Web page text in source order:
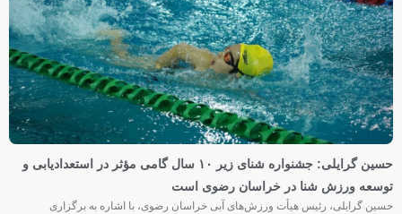
حسین گرایلی: جشنواره شنای زیر ۱۰ سال گامی مؤثر در استعدادیابی و
توسعه ورزش شنا در خراسان رضوی است
حسین گرایلی، رئیس هیأت ورزش‌های آبی خراسان رضوی، با اشاره به برگزاری